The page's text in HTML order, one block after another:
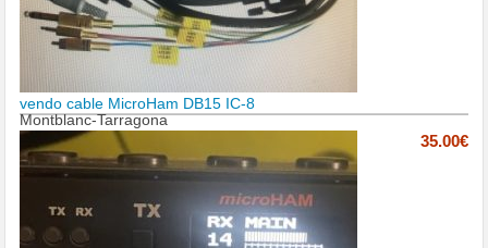
vendo cable MicroHam DB15 IC-8
Montblanc-Tarragona
35.00€